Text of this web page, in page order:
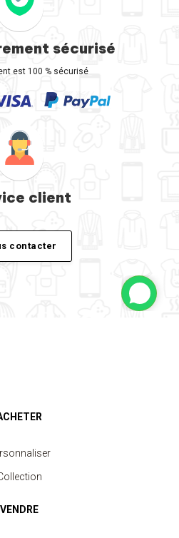
sécurisé
est 100 % sécurisé
client
contacter
VENDRE